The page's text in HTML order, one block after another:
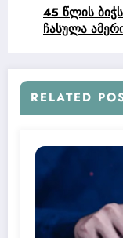
45 წლის
ჩასულა
RELATED